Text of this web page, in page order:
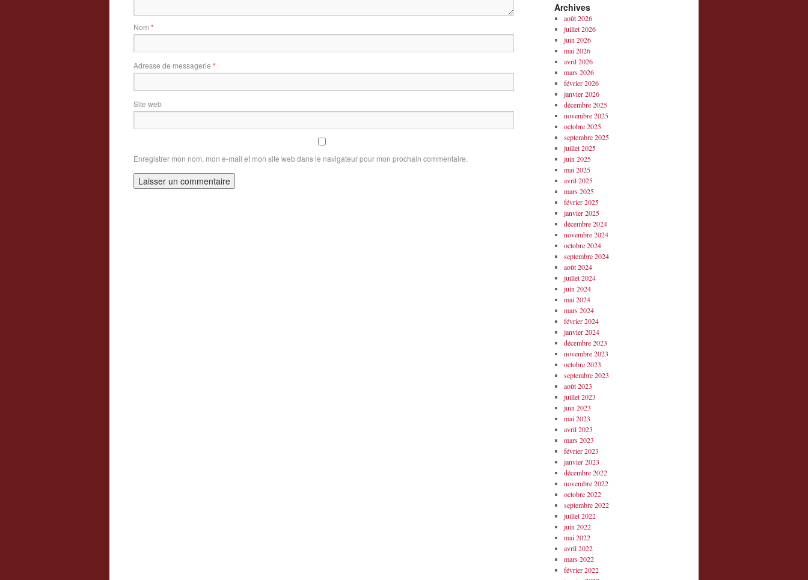
Nom *
Adresse de messagerie *
Site web
Enregistrer mon nom, mon e-mail et mon site web dans le navigateur pour mon prochain commentaire.
Archives
août 2026
juillet 2026
juin 2026
mai 2026
avril 2026
mars 2026
février 2026
janvier 2026
décembre 2025
novembre 2025
octobre 2025
septembre 2025
juillet 2025
juin 2025
mai 2025
avril 2025
mars 2025
février 2025
janvier 2025
décembre 2024
novembre 2024
octobre 2024
septembre 2024
août 2024
juillet 2024
juin 2024
mai 2024
mars 2024
février 2024
janvier 2024
décembre 2023
novembre 2023
octobre 2023
septembre 2023
août 2023
juillet 2023
juin 2023
mai 2023
avril 2023
mars 2023
février 2023
janvier 2023
décembre 2022
novembre 2022
octobre 2022
septembre 2022
juillet 2022
juin 2022
mai 2022
avril 2022
mars 2022
février 2022